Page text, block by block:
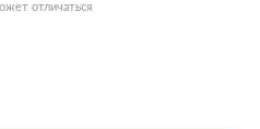
отличаться